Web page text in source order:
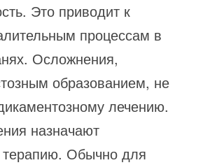
Это приводит к
процессам в
Осложнения,
образованием, не
лечению.
назначают
терапию. Обычно для